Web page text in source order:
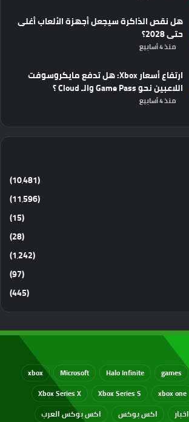
هل نقص الذاكرة سيجعل أجهزة الألعاب أغلى
حتى 2028؟
منذ 4 أسابيع
ارتفاع أسعار Xbox: هل تدفع مايكروسوفت
اللاعبين نحو Game Pass والـ Cloud ؟
منذ 4 أسابيع
(10٬481)
(11٬596)
(15)
(28)
(1٬242)
(97)
(445)
games
Halo Infinite
Microsoft
xbox
xbox one
Xbox Series S
Xbox Series X
اخبار اكس بوكس
اكس بوكس العرب